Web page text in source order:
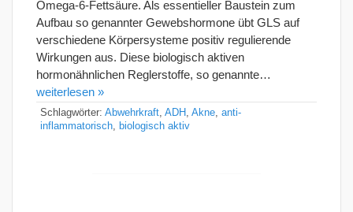
Omega-6-Fettsäure. Als essentieller Baustein zum
Aufbau so genannter Gewebshormone übt GLS auf
verschiedene Körpersysteme positiv regulierende
Wirkungen aus. Diese biologisch aktiven
hormonähnlichen Reglerstoffe, so genannte…
weiterlesen »
Schlagwörter: Abwehrkraft ADH Akne anti-
inflammatorisch
biologisch aktiv